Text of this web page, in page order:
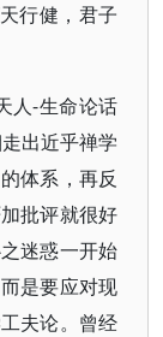
行健，君子
人-生命论话
出近乎禅学
体系，再反
批评就很好
迷惑一开始
是要应对现
夫论。曾经